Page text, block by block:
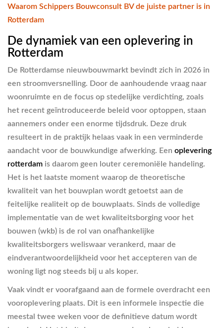
Waarom Schippers Bouwconsult BV de juiste partner is in
Rotterdam
De dynamiek van een oplevering in
Rotterdam
De Rotterdamse nieuwbouwmarkt bevindt zich in 2026 in
een stroomversnelling. Door de aanhoudende vraag naar
woonruimte en de focus op stedelijke verdichting, zoals
het recent geïntroduceerde beleid voor optoppen, staan
aannemers onder een enorme tijdsdruk. Deze druk
resulteert in de praktijk helaas vaak in een verminderde
aandacht voor de bouwkundige afwerking. Een oplevering
rotterdam is daarom geen louter ceremoniële handeling.
Het is het laatste moment waarop de theoretische
kwaliteit van het bouwplan wordt getoetst aan de
feitelijke realiteit op de bouwplaats. Sinds de volledige
implementatie van de wet kwaliteitsborging voor het
bouwen (wkb) is de rol van onafhankelijke
kwaliteitsborgers weliswaar verankerd, maar de
eindverantwoordelijkheid voor het accepteren van de
woning ligt nog steeds bij u als koper.
Vaak vindt er voorafgaand aan de formele overdracht een
vooroplevering plaats. Dit is een informele inspectie die
meestal twee weken voor de definitieve datum wordt